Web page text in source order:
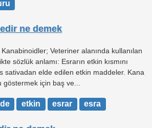
ne demek
Kanabinoidler; Veteriner alanında kullanılan
sözlük anlamı: Esrarın etkin kısmını
sativadan elde edilen etkin maddeler. Kana
göstermek için baş ve...
etkin esrar esra